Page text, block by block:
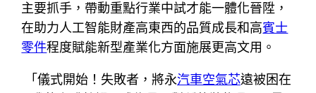
主要抓手，帶動重點行業中試才能一體化晉陞，
在助力人工智能財產高東西的品質成長和高賓士
零件程度賦能新型產業化方面施展更高文用。
「儀式開始！失敗者，將永汽車空氣芯遠被困在